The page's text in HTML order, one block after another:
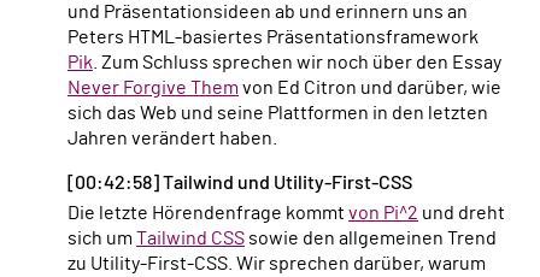
und Präsentationsideen ab und erinnern uns an
Peters HTML-basiertes Präsentationsframework
Pik . Zum Schluss sprechen wir noch über den Essay
Never Forgive Them von Ed Citron und darüber, wie
sich das Web und seine Plattformen in den letzten
Jahren verändert haben.
[00:42:58] Tailwind und Utility-First-CSS
Die letzte Hörendenfrage kommt von Pi^2 und dreht
sich um Tailwind CSS sowie den allgemeinen Trend
zu Utility-First-CSS. Wir sprechen darüber, warum